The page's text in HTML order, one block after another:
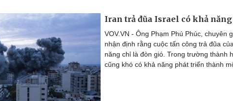
Iran trả đũa Israel có khả
VOV.VN - Ông Phạm Phú Phúc, chuyên
nhận định rằng cuộc tấn công trả đũa
năng chỉ là đòn gió. Trong trường thành
cũng khó có khả năng phát triển thành